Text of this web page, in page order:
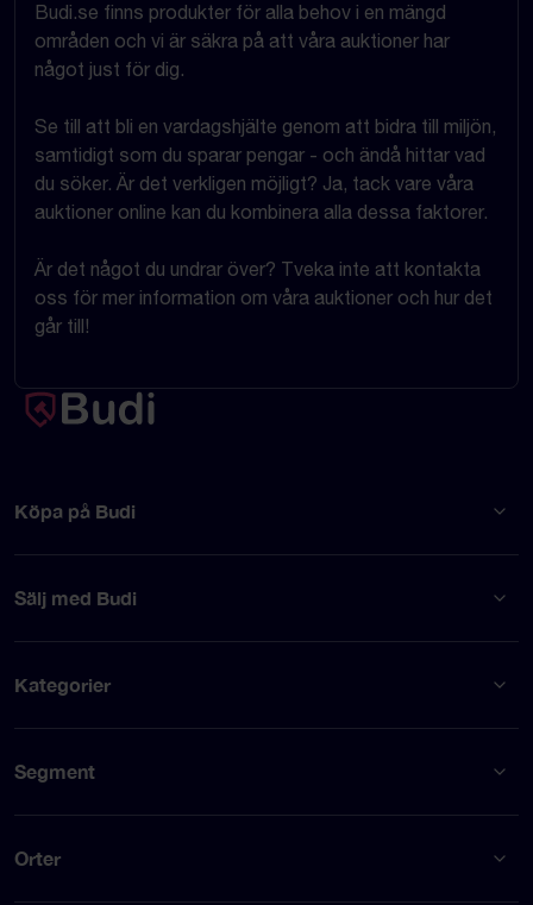
Budi.se finns produkter för alla behov i en mängd
områden och vi är säkra på att våra auktioner har
något just för dig.
Se till att bli en vardagshjälte genom att bidra till miljön,
samtidigt som du sparar pengar - och ändå hittar vad
du söker. Är det verkligen möjligt? Ja, tack vare våra
auktioner online kan du kombinera alla dessa faktorer.
Är det något du undrar över? Tveka inte att kontakta
oss för mer information om våra auktioner och hur det
går till!
Köpa på Budi
Sälj med Budi
Kategorier
Segment
Orter